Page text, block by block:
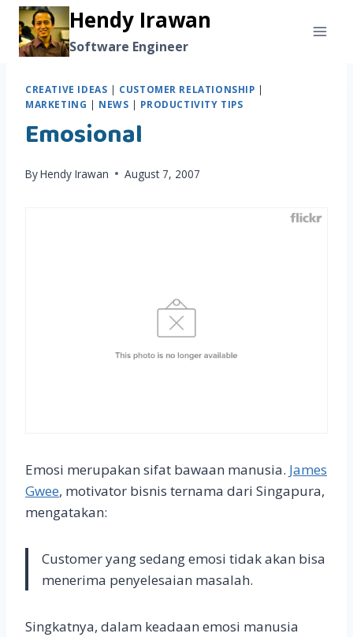
Skip
content
Hendy Irawan
Software Engineer
CREATIVE IDEAS | CUSTOMER RELATIONSHIP |
MARKETING | NEWS | PRODUCTIVITY TIPS
Emosional
ByHendy Irawan August 7, 2007
Emosi merupakan sifat bawaan manusia. James
Gwee, motivator bisnis ternama dari Singapura,
mengatakan:
Customer yang sedang emosi tidak akan bisa
menerima penyelesaian masalah.
Singkatnya, dalam keadaan emosi manusia